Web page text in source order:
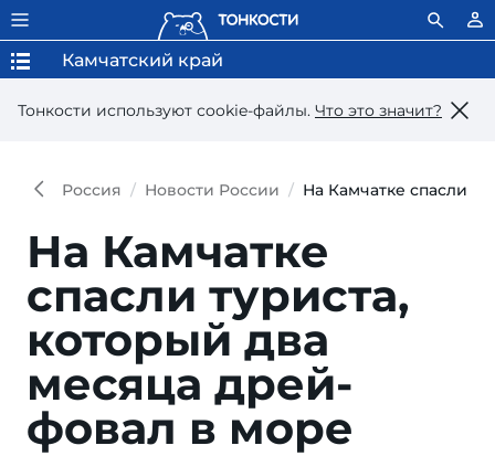
Тонкости используют сookie-файлы. Что это значит?
Камчатский край
Россия Новости России На Камчатке спасли
На Камчатке
спасли тури­ста,
ко­торый два
меся­ца дрей­
фовал в море